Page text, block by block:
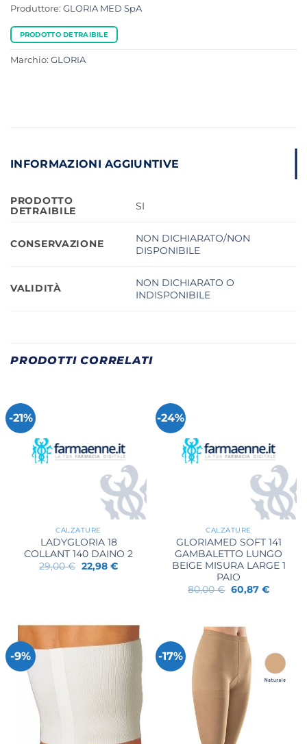
Produttore: GLORIA MED SpA
PRODOTTO DETRAIBILE
Marchio: GLORIA
INFORMAZIONI AGGIUNTIVE
PRODOTTO
DETRAIBILE
SI
CONSERVAZIONE
NON DICHIARATO/NON
DISPONIBILE
VALIDITÀ
NON DICHIARATO O
INDISPONIBILE
PRODOTTI CORRELATI
-21%
CALZATURE
LADYGLORIA 18
COLLANT 140 DAINO 2
29,00€ Il
prezzo
22,98 €Il
-24%
CALZATURE
GLORIAMED SOFT 141
GAMBALETTO LUNGO
BEIGE MISURA LARGE 1
PAIO
80,00€ Il
prezzo
80,00 €.
60,87 €Il
-9% -17%